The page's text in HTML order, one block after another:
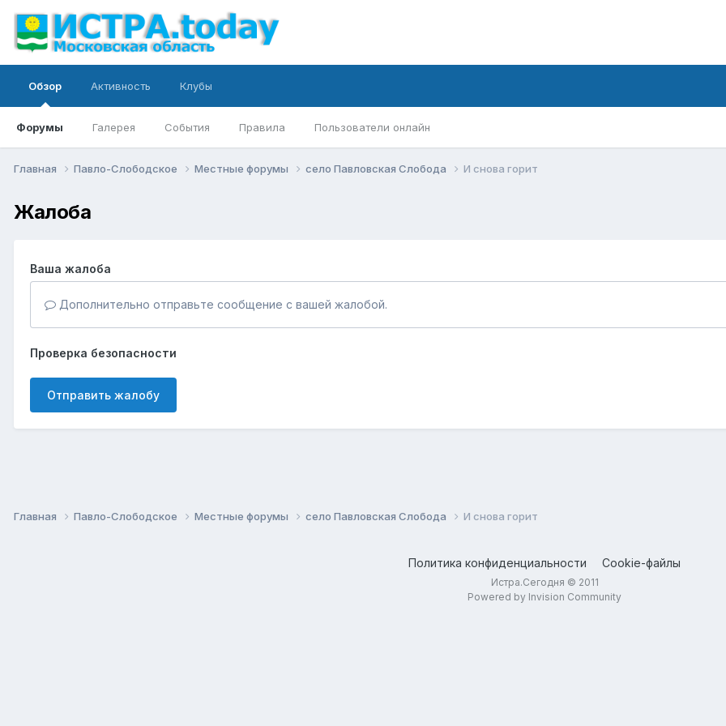
Обзор
Форумы Галерея События Правила Пользователи онлайн
Активность Клубы
Главная Павло-Слободское Местные форумы село Павловская Слобода И снова горит
Жалоба
Ваша жалоба
Дополнительно отправьте сообщение с вашей жалобой.
Проверка безопасности
Отправить жалобу
Главная Павло-Слободское Местные форумы село Павловская Слобода И снова горит
Политика конфиденциальности Cookie-файлы
Истра.Сегодня © 2011
Powered by Invision Community